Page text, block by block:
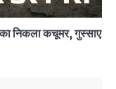
का निकला कचूमर, गुस्साए